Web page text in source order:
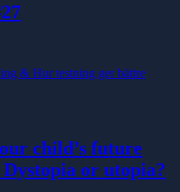
& Hur testning ger bättre
child’s future
Dystopia or utopia?